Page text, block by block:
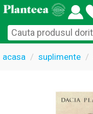
acasa suplimente